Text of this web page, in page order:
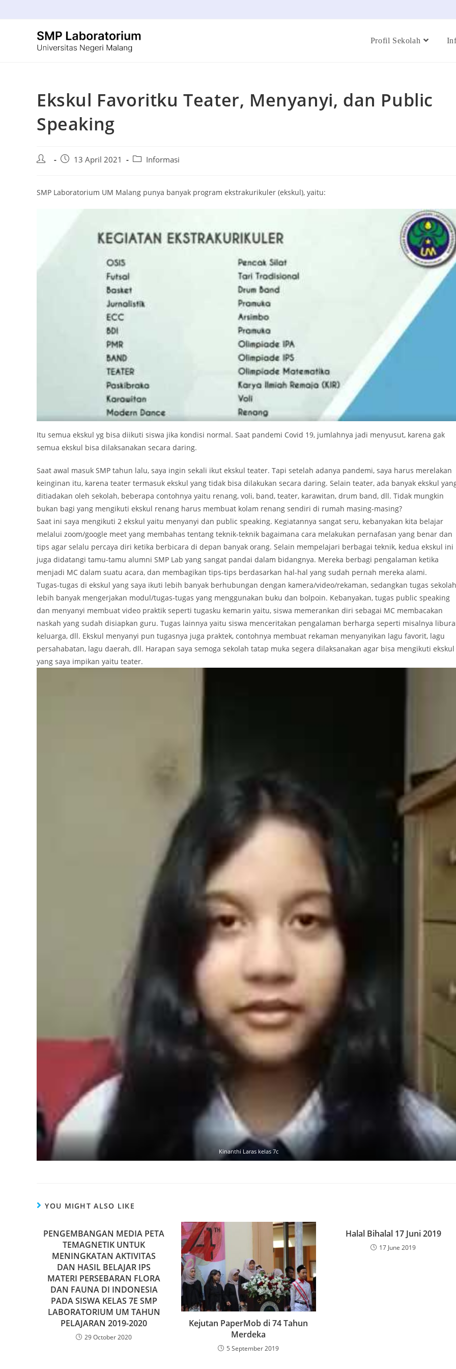
Profil Sekolah
Ekskul Favoritku Teater, Menyanyi, dan Public
Speaking
13 April 2021 Informasi
SMP Laboratorium UM Malang punya banyak program ekstrakurikuler (ekskul), yaitu:
Itu semua ekskul yg bisa diikuti siswa jika kondisi normal. Saat pandemi Covid 19, jumlahnya jadi menyusut, karena gak
semua ekskul bisa dilaksanakan secara daring.
Saat awal masuk SMP tahun lalu, saya ingin sekali ikut ekskul teater. Tapi setelah adanya pandemi, saya harus merelakan
keinginan itu, karena teater termasuk ekskul yang tidak bisa dilakukan secara daring. Selain teater, ada banyak ekskul
ditiadakan oleh sekolah, beberapa contohnya yaitu renang, voli, band, teater, karawitan, drum band, dll. Tidak mungkin
bukan bagi yang mengikuti ekskul renang harus membuat kolam renang sendiri di rumah masing-masing?
Saat ini saya mengikuti 2 ekskul yaitu menyanyi dan public speaking. Kegiatannya sangat seru, kebanyakan kita belajar
melalui zoom/google meet yang membahas tentang teknik-teknik bagaimana cara melakukan pernafasan yang benar dan
tips agar selalu percaya diri ketika berbicara di depan banyak orang. Selain mempelajari berbagai teknik, kedua ekskul ini
juga didatangi tamu-tamu alumni SMP Lab yang sangat pandai dalam bidangnya. Mereka berbagi pengalaman ketika
menjadi MC dalam suatu acara, dan membagikan tips-tips berdasarkan hal-hal yang sudah pernah mereka alami.
Tugas-tugas di ekskul yang saya ikuti lebih banyak berhubungan dengan kamera/video/rekaman, sedangkan tugas sekolah
lebih banyak mengerjakan modul/tugas-tugas yang menggunakan buku dan bolpoin. Kebanyakan, tugas public speaking
dan menyanyi membuat video praktik seperti tugasku kemarin yaitu, siswa memerankan diri sebagai MC membacakan
naskah yang sudah disiapkan guru. Tugas lainnya yaitu siswa menceritakan pengalaman berharga seperti misalnya
keluarga, dll. Ekskul menyanyi pun tugasnya juga praktek, contohnya membuat rekaman menyanyikan lagu favorit, lagu
persahabatan, lagu daerah, dll. Harapan saya semoga sekolah tatap muka segera dilaksanakan agar bisa mengikuti ekskul
yang saya impikan yaitu teater.
Kinanthi Laras kelas 7c
YOU MIGHT ALSO LIKE
PENGEMBANGAN MEDIA PETA
TEMAGNETIK UNTUK
MENINGKATAN AKTIVITAS
DAN HASIL BELAJAR IPS
MATERI PERSEBARAN FLORA
DAN FAUNA DI INDONESIA
PADA SISWA KELAS 7E SMP
LABORATORIUM UM TAHUN
PELAJARAN 2019-2020
29 October 2020
Kejutan PaperMob di 74 Tahun
Merdeka
5 September 2019
Halal Bihalal 17 Juni 2019
17 June 2019